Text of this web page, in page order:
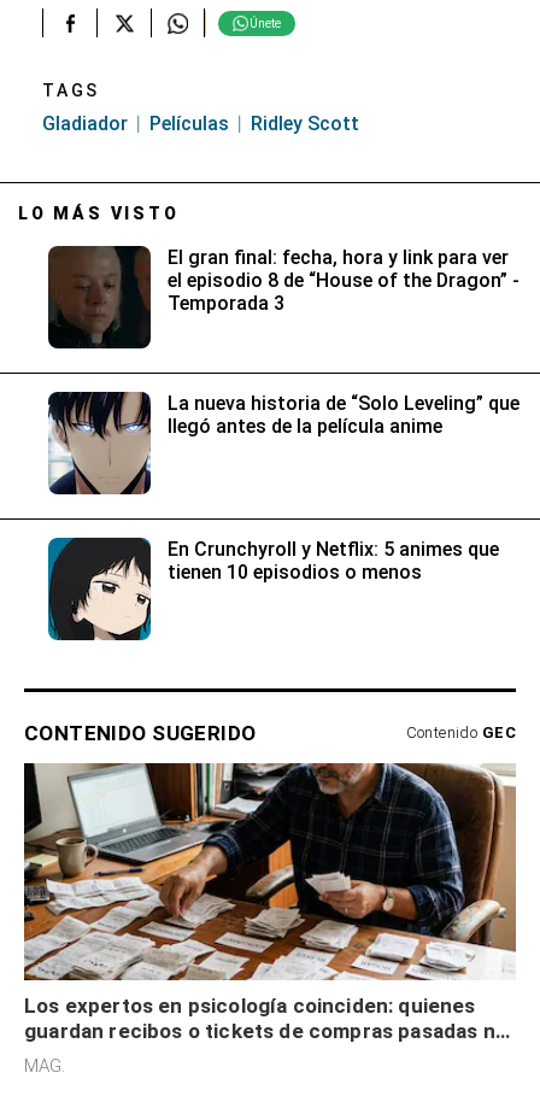
Únete
TAGS
Gladiador Películas Ridley Scott
LO MÁS VISTO
El gran final: fecha, hora y link para ver
el episodio 8 de “House of the Dragon” -
Temporada 3
La nueva historia de “Solo Leveling” que
llegó antes de la película anime
En Crunchyroll y Netflix: 5 animes que
tienen 10 episodios o menos
CONTENIDO SUGERIDO Contenido GEC
Los expertos en psicología coinciden: quienes
guardan recibos o tickets de compras pasadas no
son acumuladores, sino que tienen necesidad de
MAG.